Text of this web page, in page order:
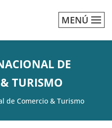
MENÚ
DE
TURISMO
de Comercio & Turismo